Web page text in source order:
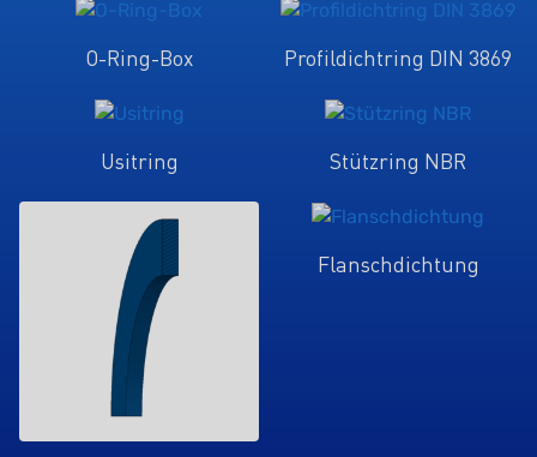
O-Ring-Box Profildichtring DIN 3869
Usitring Stützring NBR
Flanschdichtung